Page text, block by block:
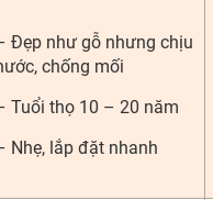
Đẹp như gỗ nhưng chịu
chống mối
Tuổi thọ 10 – 20 năm
Nhẹ, lắp đặt nhanh